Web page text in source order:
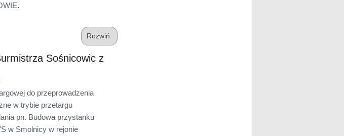
.
Rozwiń
Sośnicowic z
do przeprowadzenia
w trybie przetargu
pn. Budowa przystanku
w Smolnicy w rejonie